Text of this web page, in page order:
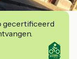
gecertificeerd